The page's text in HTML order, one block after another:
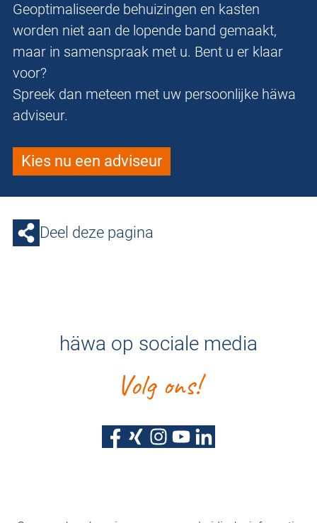
Geoptimaliseerde behuizingen en kasten
worden niet aan de lopende band gemaakt,
maar in samenspraak met u. Bent u er klaar
voor?
Spreek dan meteen met uw persoonlijke häwa
adviseur.
Kies nu een adviseur
Deel deze pagina
häwa op sociale media
Volg ons!